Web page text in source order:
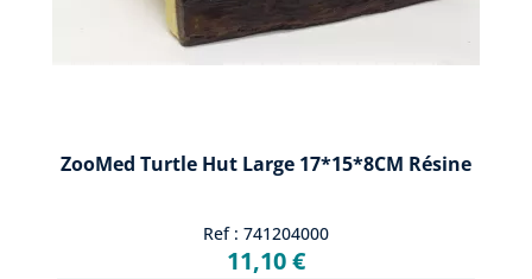
ZooMed Turtle Hut Large 17*15*8CM Résine
Ref : 741204000
11,10 €